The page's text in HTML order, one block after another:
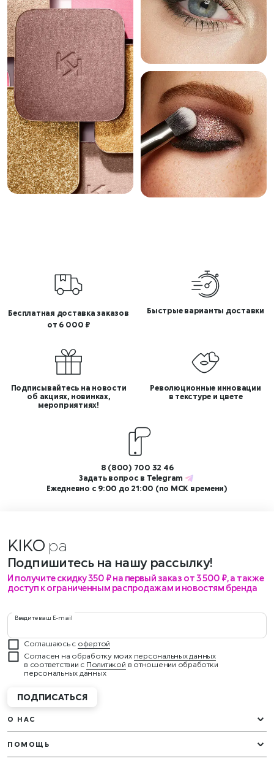
Бесплатная доставка заказов
от 6 000 ₽
Быстрые варианты доставки
Подписывайтесь на новости
об акциях, новинках,
мероприятиях!
Революционные инновации
в текстуре и цвете
8 (800) 700 32 46
Задать вопрос в Telegram
Ежедневно с 9:00 до 21:00 (по МСК времени)
KIKO
Подпишитесь на нашу рассылку!
И получите скидку 350 ₽ на первый заказ от 3 500 ₽, а также
доступ к ограниченным распродажам и новостям бренда
Введите ваш E-mail
Соглашаюсь с офертой
Согласен на обработку моих персональных данных
в соответствии с Политикой в отношении обработки
персональных данных
ПОДПИСАТЬСЯ
О НАС
ПОМОЩЬ